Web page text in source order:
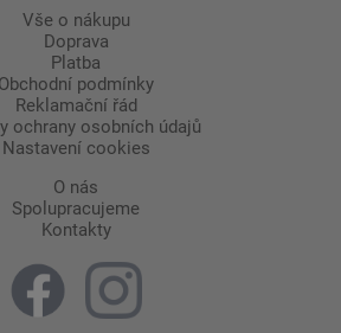
Vše o nákupu
Doprava
Platba
Obchodní podmínky
Reklamační řád
ochrany osobních údajů
Nastavení cookies
O nás
Spolupracujeme
Kontakty